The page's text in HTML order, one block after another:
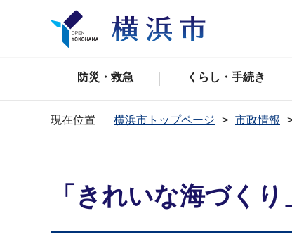
防災・救急 くらし・手続き
現在位置 横浜市トップページ 市政情報
「きれいな海づくり